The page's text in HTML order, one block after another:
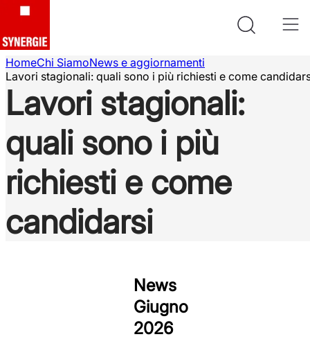
HomeChi SiamoNews e aggiornamenti
Lavori stagionali: quali sono i più richiesti e come
Lavori stagionali:
quali sono i più
richiesti e come
candidarsi
News
Giugno
2026